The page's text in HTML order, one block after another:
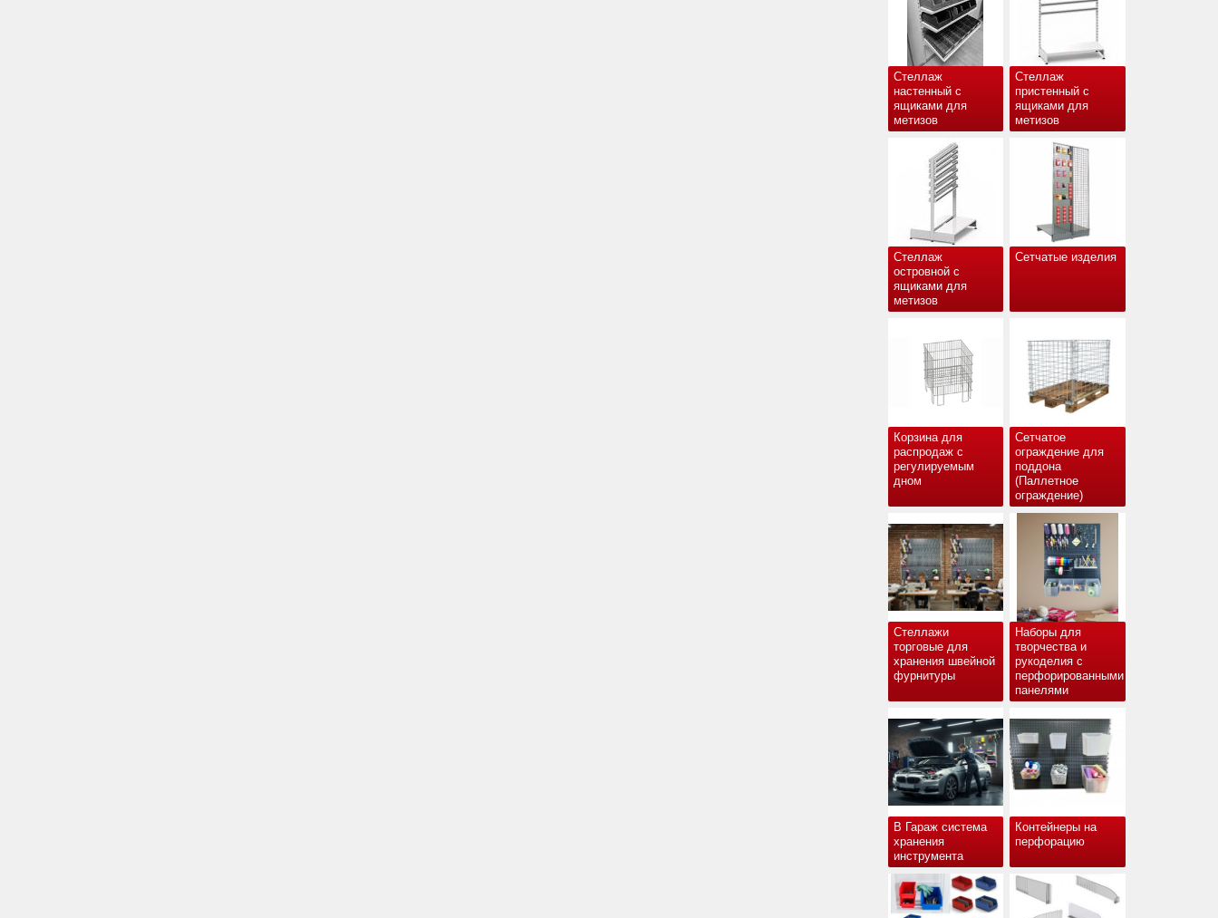
Стеллаж
настенный с
ящиками для
метизов
Стеллаж
пристенный с
ящиками для
метизов
Стеллаж
островной с
ящиками для
метизов
Сетчатые изделия
Корзина для
распродаж с
регулируемым
дном
Сетчатое
ограждение для
поддона
(Паллетное
ограждение)
Стеллажи
торговые для
хранения швейной
фурнитуры
Наборы для
творчества и
рукоделия с
перфорированными
панелями
В Гараж система
хранения
инструмента
Контейнеры на
перфорацию